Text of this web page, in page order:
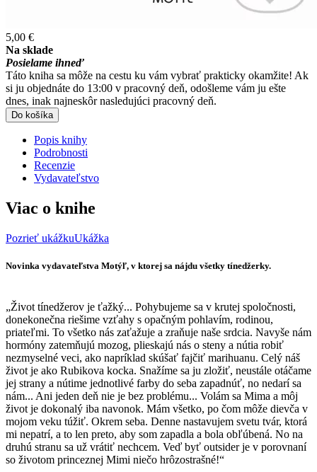
5,00 €
Na sklade
Posielame ihneď
Táto kniha sa môže na cestu ku vám vybrať prakticky okamžite! Ak
si ju objednáte do 13:00 v pracovný deň, odošleme vám ju ešte
dnes, inak najneskôr nasledujúci pracovný deň.
Do košíka
Popis knihy
Podrobnosti
Recenzie
Vydavateľstvo
Viac o knihe
Pozrieť ukážkuUkážka
Novinka vydavateľstva Motýľ, v ktorej sa nájdu všetky tínedžerky.
„Život tínedžerov je ťažký... Pohybujeme sa v krutej spoločnosti,
donekonečna riešime vzťahy s opačným pohlavím, rodinou,
priateľmi. To všetko nás zaťažuje a zraňuje naše srdcia. Navyše nám
hormóny zatemňujú mozog, plieskajú nás o steny a nútia robiť
nezmyselné veci, ako napríklad skúšať fajčiť marihuanu. Celý náš
život je ako Rubikova kocka. Snažíme sa ju zložiť, neustále otáčame
jej strany a nútime jednotlivé farby do seba zapadnúť, no nedarí sa
nám... Ani jeden deň nie je bez problému... Volám sa Mima a môj
život je dokonalý iba navonok. Mám všetko, po čom môže dievča v
mojom veku túžiť. Okrem seba. Denne nastavujem svetu tvár, ktorá
mi nepatrí, a to len preto, aby som zapadla a bola obľúbená. No na
druhú stranu sa už vrátiť nechcem. Veď byť outsider je v porovnaní
so životom princeznej Mimi niečo hrôzostrašné!“